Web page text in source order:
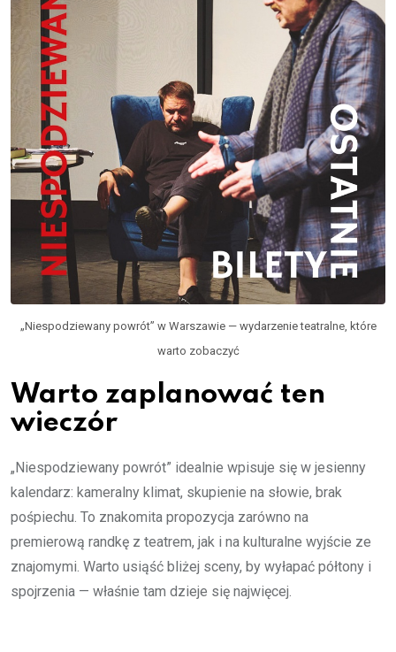
„Niespodziewany powrót” w Warszawie — wydarzenie teatralne, które
warto zobaczyć
Warto zaplanować ten
wieczór
„Niespodziewany powrót” idealnie wpisuje się w jesienny
kalendarz: kameralny klimat, skupienie na słowie, brak
pośpiechu. To znakomita propozycja zarówno na
premierową randkę z teatrem, jak i na kulturalne wyjście ze
znajomymi. Warto usiąść bliżej sceny, by wyłapać półtony i
spojrzenia — właśnie tam dzieje się najwięcej.